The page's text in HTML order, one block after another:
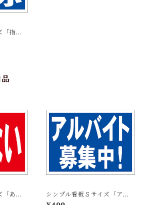
「指差
外可
「あぶ
外可
シンプル看板Ｓサイズ「アル
バイト募集中」【工場・現